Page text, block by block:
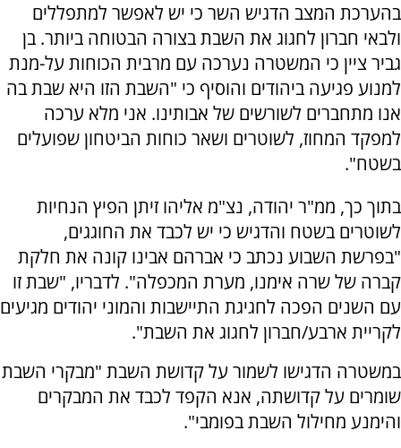
בהערכת המצב הדגיש השר כי יש לאפשר למתפללים
ולבאי חברון לחגוג את השבת בצורה הבטוחה ביותר. בן
גביר ציין כי המשטרה נערכה עם מרבית הכוחות על-מנת
למנוע פגיעה ביהודים והוסיף כי "השבת הזו היא שבת בה
אנו מתחברים לשורשים של אבותינו. אני מלא ערכה
למפקד המחוז, לשוטרים ושאר כוחות הביטחון שפועלים
בשטח".
בתוך כך, ממ"ר יהודה, נצ"מ אליהו זיתן הפיץ הנחיות
לשוטרים בשטח והדגיש כי יש לכבד את החוגגים,
"בפרשת השבוע נכתב כי אברהם אבינו קונה את חלקת
קברה של שרה אימנו, מערת המכפלה". לדבריו, "שבת זו
עם השנים הפכה לחגיגת התיישבות והמוני יהודים מגיעים
לקריית ארבע/חברון לחגוג את השבת".
במשטרה הדגישו לשמור על קדושת השבת "מבקרי השבת
שומרים על קדושתה, אנא הקפד לכבד את המבקרים
והימנע מחילול השבת בפומבי".